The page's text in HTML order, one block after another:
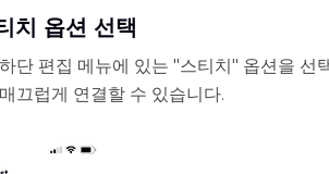
치 옵션 선택
단 편집 메뉴에 있는 "스티치" 옵션을 선
끄럽게 연결할 수 있습니다.